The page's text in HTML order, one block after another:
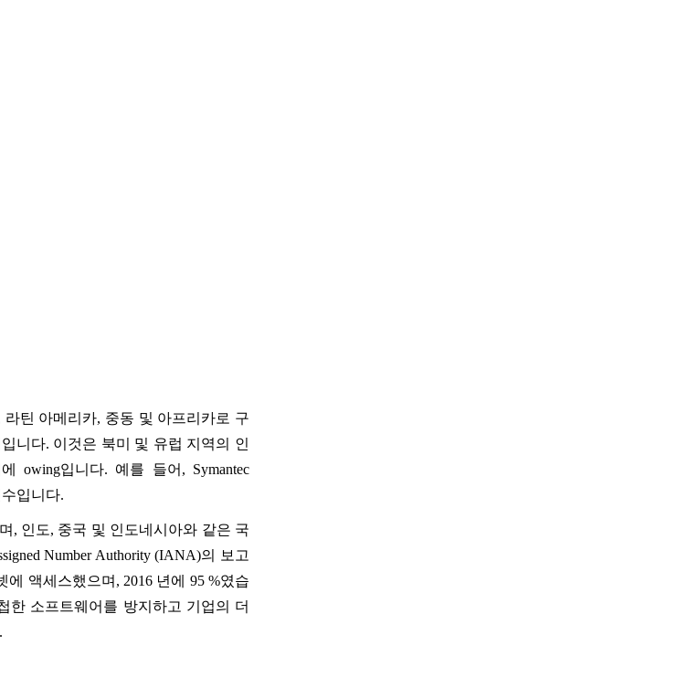
틴 아메리카, 중동 및 아프리카로 구
니다. 이것은 북미 및 유럽 지역의 인
owing입니다. 예를 들어, Symantec
수입니다.
, 인도, 중국 및 인도네시아와 같은 국
Number Authority (IANA)의 보고
에 액세스했으며, 2016 년에 95 %였습
한 소프트웨어를 방지하고 기업의 더